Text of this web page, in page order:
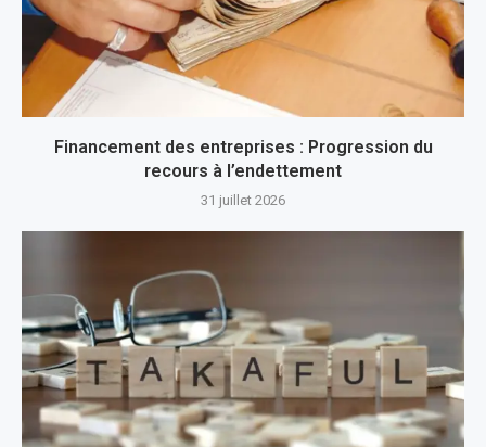
Financement des entreprises : Progression du
recours à l’endettement
31 juillet 2026